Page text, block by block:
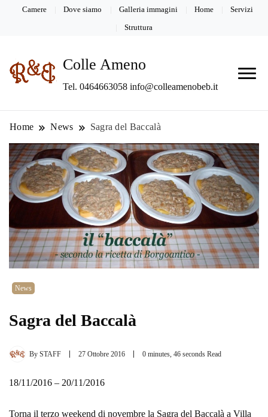
Camere Dove siamo Galleria immagini Home Servizi
Struttura
Colle Ameno
Tel. 0464663058 info@colleamenobeb.it
Home News Sagra del Baccalà
News
Sagra del Baccalà
By STAFF 27 Ottobre 2016 0 minutes, 46 seconds Read
18/11/2016 – 20/11/2016
Torna il terzo weekend di novembre la Sagra del Baccalà a Villa